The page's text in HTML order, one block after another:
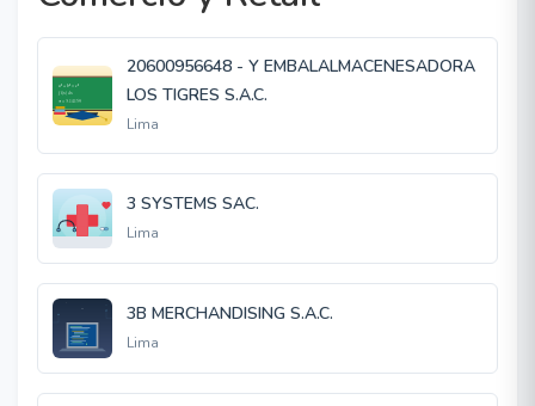
20600956648 - Y EMBALALMACENESADORA
LOS TIGRES S.A.C.
Lima
3 SYSTEMS SAC.
Lima
3B MERCHANDISING S.A.C.
Lima